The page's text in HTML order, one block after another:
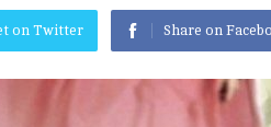
on Twitter Share on